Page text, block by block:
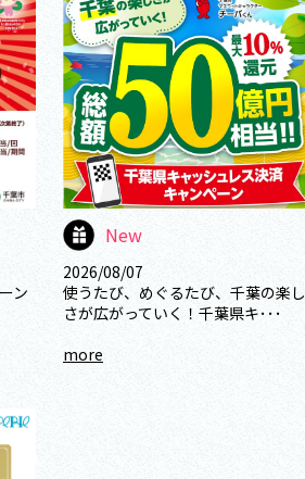
ン
New
2026/08/07
使うたび、めぐるたび、千葉の楽し
さが広がっていく！千葉県キ･･･
more